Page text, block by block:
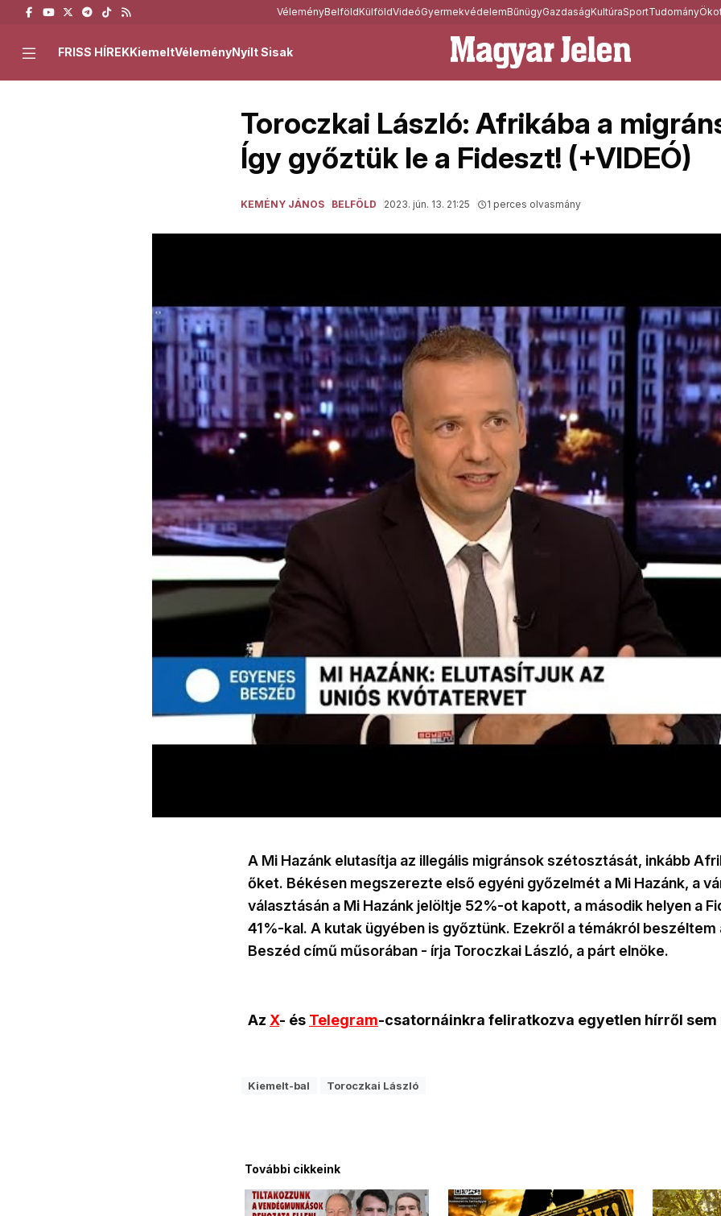
VéleményBelföldKülföldVideóGyermekvédelemBűnügyGazdaságKultúraSportTudomány
FRISS HÍREKKiemeltVéleményNyílt Sisak
Toroczkai László: Afrikába a
Így győztük le a Fideszt! (+VIDEÓ)
KEMÉNY JÁNOS BELFÖLD 2023. jún. 13. 21:25 1 perces olvasmány
A Mi Hazánk elutasítja az illegális migránsok szétosztását, inkább
őket. Békésen megszerezte első egyéni győzelmét a Mi Hazánk, a
választásán a Mi Hazánk jelöltje 52%-ot kapott, a második helyen a
41%-kal. A kutak ügyében is győztünk. Ezekről a témákról beszéltem
Beszéd című műsorában - írja Toroczkai László, a párt elnöke.
Az X- és Telegram-csatornáinkra feliratkozva egyetlen hírről sem
Kiemelt-bal Toroczkai László
További cikkeink